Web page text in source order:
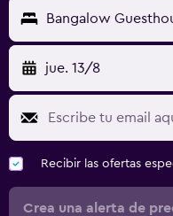
Bangalow
jue. 13/8
Recibir las ofertas
Crea una alerta de